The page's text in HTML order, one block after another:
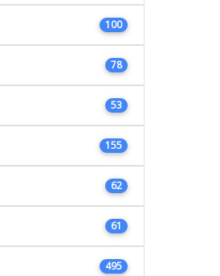
100
78
53
155
62
61
495